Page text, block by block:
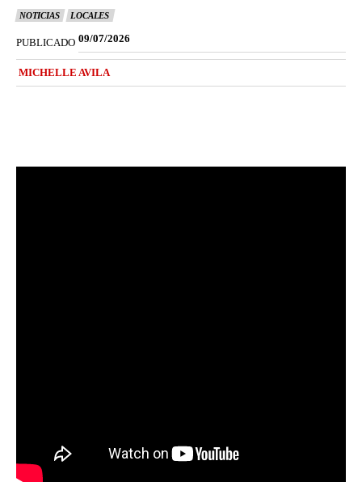
NOTICIAS LOCALES
PUBLICADO 09/07/2026
MICHELLE AVILA